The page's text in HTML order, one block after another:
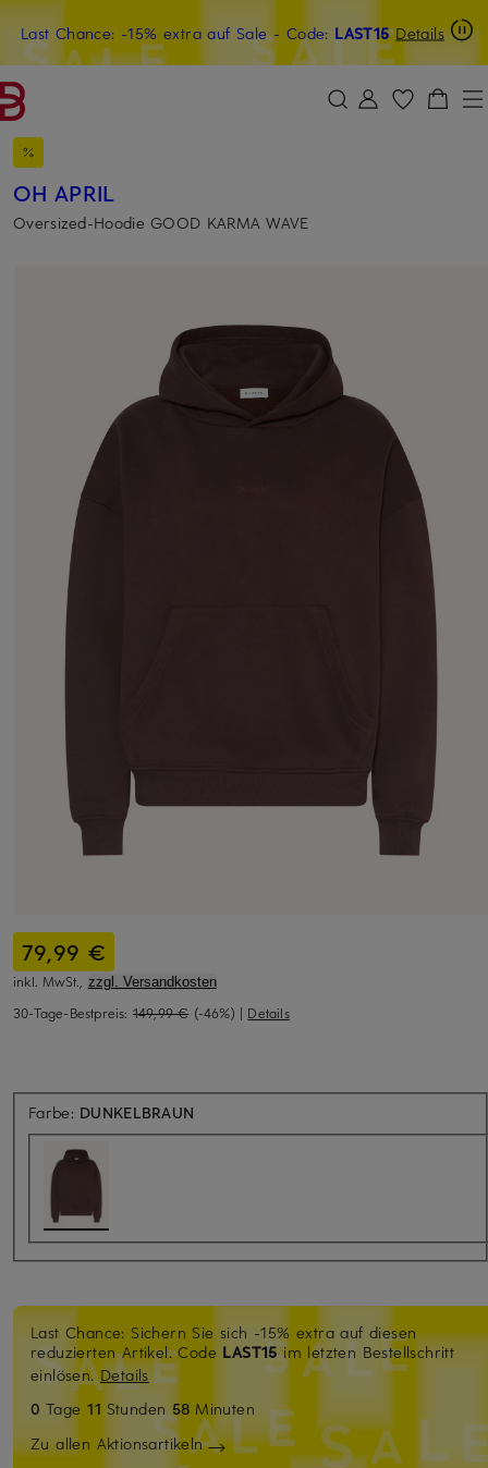
ZUM HAUPTINHALT ÜBERSPRINGEN ZUM SUCHFELD ÜBERSPRINGEN
Last Chance: -15% extra auf Sale- Code: LAST15 Details
20€-Willkommensgutschein mit Beyond sichern
OH APRIL
Oversized-Hoodie GOOD KARMA WAVE
79,99 €
inkl. MwSt., zzgl. Versandkosten
30-Tage-Bestpreis: 149,99 € (-46%) | Details
Farbe: DUNKELBRAUN
Last Chance: Sichern Sie sich -15% extra auf diesen
reduzierten Artikel. Code LAST15im letzten Bestellschritt
einlösen.Details
0 Tage11 Stunden 58 Minuten
Zu allen Aktionsartikeln